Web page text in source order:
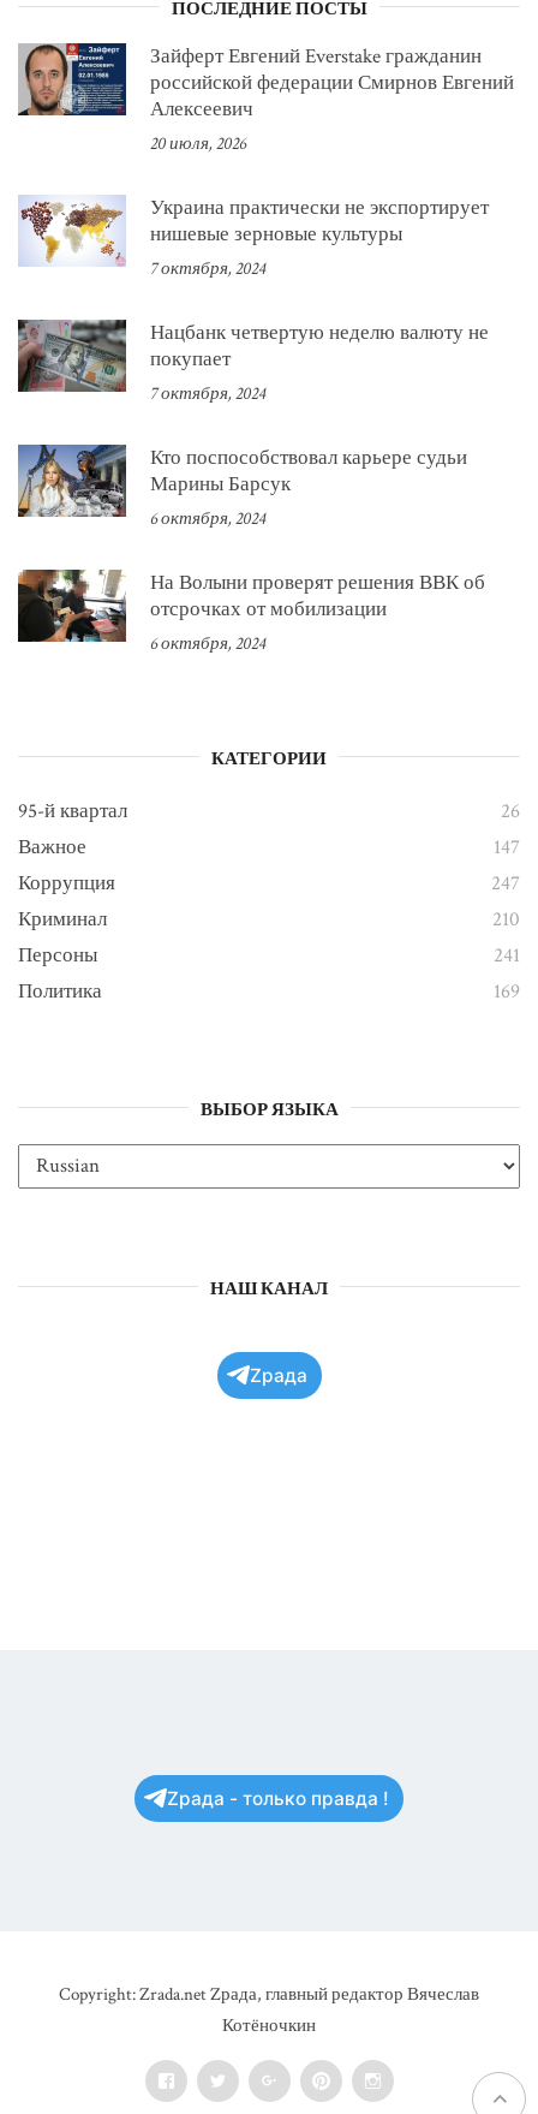
ПОСЛЕДНИЕ ПОСТЫ
Зайферт Евгений Everstake гражданин
российской федерации Смирнов Евгений
Алексеевич
20 июля, 2026
Украина практически не экспортирует
нишевые зерновые культуры
7 октября, 2024
Нацбанк четвертую неделю валюту не
покупает
7 октября, 2024
Кто поспособствовал карьере судьи
Марины Барсук
6 октября, 2024
На Волыни проверят решения ВВК об
отсрочках от мобилизации
6 октября, 2024
КАТЕГОРИИ
95-й квартал
26
Важное
147
Коррупция
247
Криминал
210
Персоны
241
Политика
169
ВЫБОР ЯЗЫКА
НАШ КАНАЛ
Zрада
Zрада - только правда !
Copyright: Zrada.net Zрада, главный редактор Вячеслав
Котёночкин
FacebookTwitter Google+PinterestInstagram